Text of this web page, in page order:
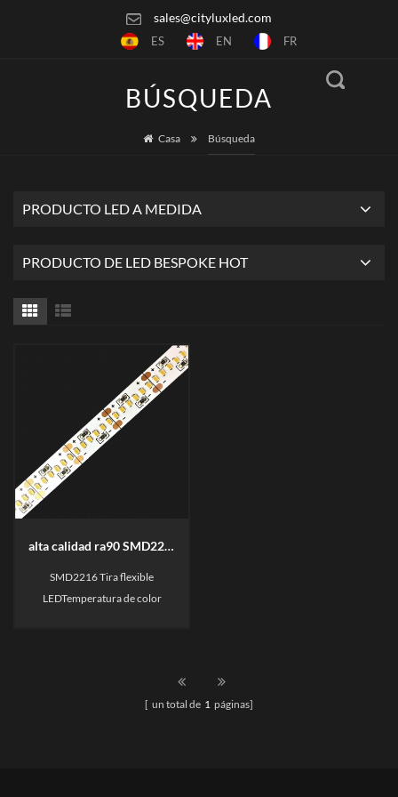
sales@cityluxled.com
ES EN FR
BÚSQUEDA
Casa Búsqueda
PRODUCTO LED A MEDIDA
PRODUCTO DE LED BESPOKE HOT
alta calidad ra90 SMD2216 Tira flexible LED
SMD2216 Tira flexible
LEDTemperatura de color
[ un total de 1 páginas]